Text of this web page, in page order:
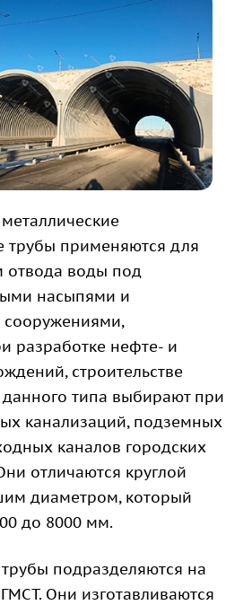
трубы применяются для
отвода воды под
насыпями и
сооружениями,
разработке нефте- и
строительстве
типа выбирают при
канализаций, подземных
каналов городских
отличаются круглой
диаметром, который
до 8000 мм.
подразделяются на
Они изготавливаются